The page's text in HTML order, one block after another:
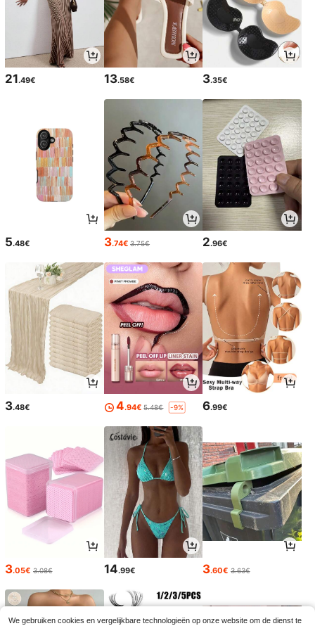
21.49€ 13.58€ 3.35€
5.48€ 3.74€ 3.75€ 2.96€
3.48€ 4.94€ 5.48€ -9% 6.99€
3.05€ 3.08€ 14.99€ 3.60€ 3.63€
We gebruiken cookies en vergelijkbare technologieën op onze website om de dienst te